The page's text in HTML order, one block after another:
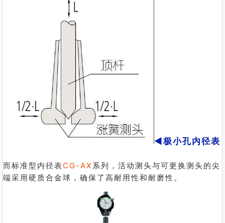
◀极小孔内径表
而标准型内径表CG-AX 系列，活动测头与可更换测头的尖
端采用硬质合金球，确保了高耐用性和耐磨性。